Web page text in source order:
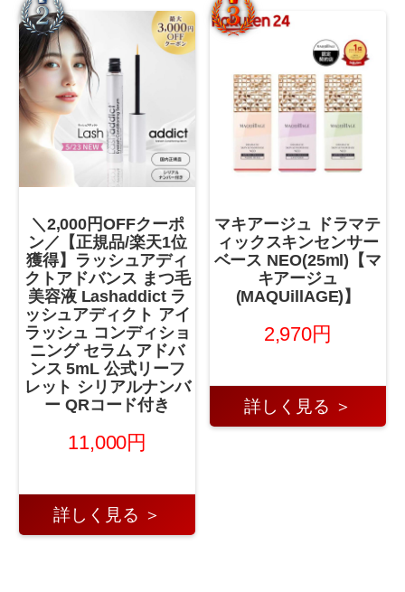
＼2,000円OFFクーポ
ン／【正規品/楽天1位
獲得】ラッシュアディ
クトアドバンス まつ毛
美容液 Lashaddict ラ
ッシュアディクト アイ
ラッシュ コンディショ
ニング セラム アドバ
ンス 5mL 公式リーフ
レット シリアルナンバ
ー QRコード付き
11,000円
詳しく見る ＞
マキアージュ ドラマテ
ィックスキンセンサー
ベース NEO(25ml)【マ
キアージュ
(MAQUillAGE)】
2,970円
詳しく見る ＞